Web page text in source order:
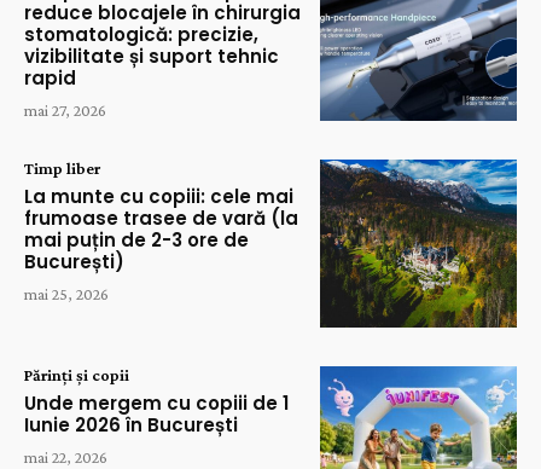
reduce blocajele în chirurgia
stomatologică: precizie,
vizibilitate și suport tehnic
rapid
mai 27, 2026
Timp liber
La munte cu copiii: cele mai
frumoase trasee de vară (la
mai puțin de 2-3 ore de
București)
mai 25, 2026
Părinți și copii
Unde mergem cu copiii de 1
Iunie 2026 în București
mai 22, 2026